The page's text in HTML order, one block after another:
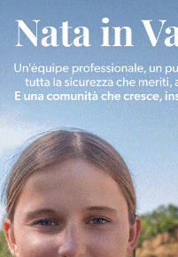
Reggello, i consiglieri di
opposizione: “La TARI
2026 resta più alta di
quella del 2022”
Politica 8 Agosto 2026
In Vetrina